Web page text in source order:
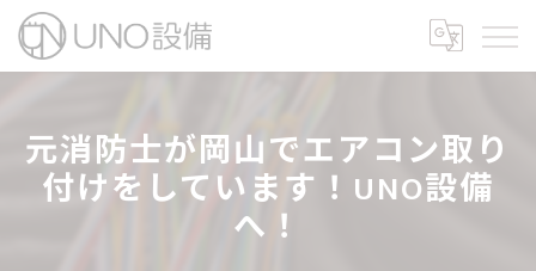
元消防士が岡山でエアコン取り
付けをしています！UNO設備
へ！